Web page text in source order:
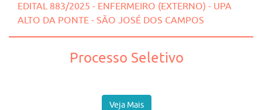
EDITAL 883/2025 - ENFERMEIRO (EXTERNO) - UPA
ALTO DA PONTE - SÃO JOSÉ DOS CAMPOS
Processo Seletivo
Veja Mais